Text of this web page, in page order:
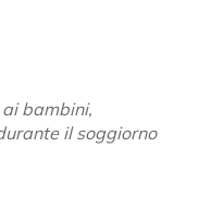
bambini,
il soggiorno